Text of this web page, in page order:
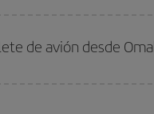
de avión desde